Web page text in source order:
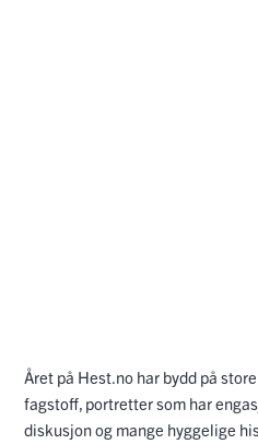
Året på Hest.no har bydd på
fagstoff, portretter som har
diskusjon og mange hyggelige